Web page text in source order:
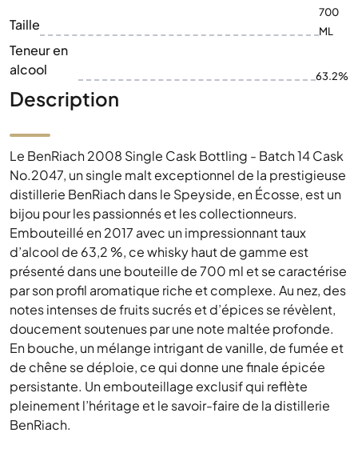
Taille
700
ML
Teneur en
alcool
63.2%
Description
Le BenRiach 2008 Single Cask Bottling - Batch 14 Cask
No.2047, un single malt exceptionnel de la prestigieuse
distillerie BenRiach dans le Speyside, en Écosse, est un
bijou pour les passionnés et les collectionneurs.
Embouteillé en 2017 avec un impressionnant taux
d’alcool de 63,2 %, ce whisky haut de gamme est
présenté dans une bouteille de 700 ml et se caractérise
par son profil aromatique riche et complexe. Au nez, des
notes intenses de fruits sucrés et d’épices se révèlent,
doucement soutenues par une note maltée profonde.
En bouche, un mélange intrigant de vanille, de fumée et
de chêne se déploie, ce qui donne une finale épicée
persistante. Un embouteillage exclusif qui reflète
pleinement l’héritage et le savoir-faire de la distillerie
BenRiach.